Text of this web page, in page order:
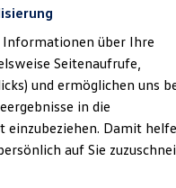
Volkswagen
Informationen über Ihre
Seitenaufrufe,
und ermöglichen uns
in die
Damit
auf Sie